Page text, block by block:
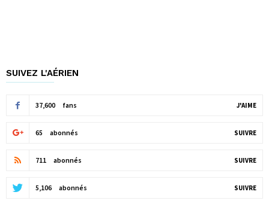
SUIVEZ L'AÉRIEN
37,600 fans J'AIME
65 abonnés SUIVRE
711 abonnés SUIVRE
5,106 abonnés SUIVRE